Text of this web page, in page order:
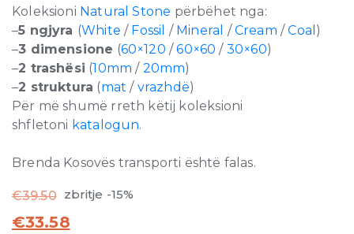
Koleksioni Natural Stone përbëhet nga:
–5 ngjyra (White / Fossil / Mineral /Cream /Coal )
–3 dimensione (60×120 /60×60 / 30×60)
–2 trashësi (10mm / 20mm)
–2 struktura (mat / vrazhdë)
Për më shumë rreth këtij koleksioni
shfletoni katalogun.
Brenda Kosovës transporti është falas.
€39.50 zbritje -15%
€33.58